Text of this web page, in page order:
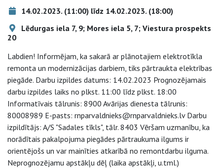
14.02.2023. (11:00) līdz 14.02.2023. (18:00)
Lēdurgas iela 7, 9; Mores iela 5, 7; Viestura prospekts
20
Labdien! Informējam, ka sakarā ar plānotajiem elektrotīkla
remonta un modernizācijas darbiem, tiks pārtraukta elektrības
piegāde. Darbu izpildes datums: 14.02.2023 Prognozējamais
darbu izpildes laiks no plkst. 11:00 līdz plkst. 18:00
Informatīvais tālrunis: 8900 Avārijas dienesta tālrunis:
80008989 E-pasts: rnparvaldnieks@rnparvaldnieks.lv Darbu
izpildītājs: A/S "Sadales tīkls", tālr. 8403 Vēršam uzmanību, ka
norādītais pakalpojuma piegādes pārtraukuma ilgums ir
orientējošs un var mainīties atkarībā no remontdarbu ilguma.
Neprognozējamu apstākļu dēļ (laika apstākļi, u.tml.)